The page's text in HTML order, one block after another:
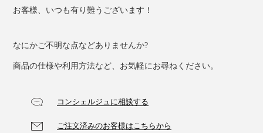
『UKIHA』ハンドタオルはこちら >>
お客様、いつも有り難うございます！
なにかご不明な点などありませんか?
商品の仕様や利用方法など、お気軽にお尋ねください。
コンシェルジュに相談する
ご注文済みのお客様はこちらから